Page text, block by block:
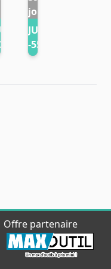
jours
JUSQU'À
-55%
Offre partenaire